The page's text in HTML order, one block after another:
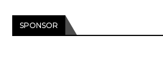
SPONSOR